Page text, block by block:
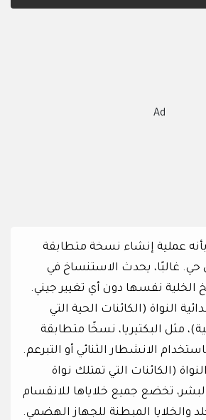
Ad
عملية إنشاء نسخة متطابقة
حي. غالبًا، يحدث الاستنساخ في
الخلية نفسها دون أي تغيير جيني.
النواة (الكائنات الحية التي
مثل البكتيريا، نسخًا متطابقة
الانشطار الثنائي أو التبرعم.
(الكائنات التي تمتلك نواة
تخضع جميع خلاياها للانقسام
والخلايا المبطنة للجهاز الهضمي.